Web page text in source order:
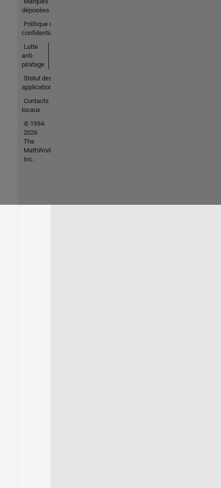
déposées
Politique de
confidentialité
Lutte
anti-
piratage
Statut des
applications
Contacts
locaux
© 1994-
2026
The
MathWorks,
Inc.